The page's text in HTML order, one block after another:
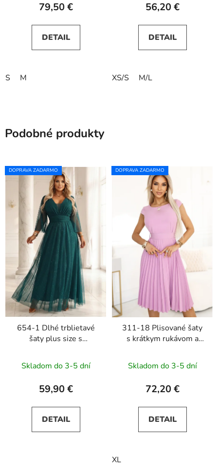
79,50 €
DETAIL
S M
56,20 €
DETAIL
XS/S M/L
Podobné produkty
DOPRAVA ZADARMO
654-1 Dlhé trblietavé
šaty plus size s
priesvitnými rukávmi -
zelené
Skladom do 3-5 dní
59,90 €
DETAIL
DOPRAVA ZADARMO
311-18 Plisované šaty
s krátkym rukávom a
Skladom do 3-5 dní
72,20 €
DETAIL
XL